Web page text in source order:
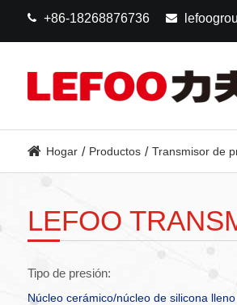
+86-18268876736
Hogar Productos Transmisor de
LEFOO
Tipo de presión:
Núcleo cerámico/núcleo de silicona